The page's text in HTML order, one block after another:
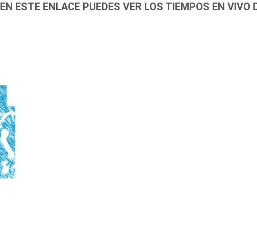
EN ESTE ENLACE PUEDES VER LOS TIEMPOS EN VIVO